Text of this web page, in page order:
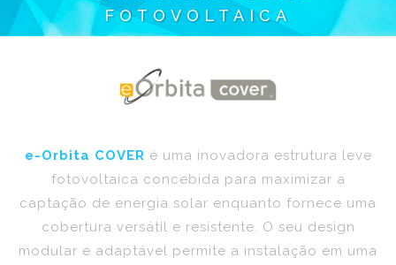
FOTOVOLTAICA
e-Orbita COVER é uma inovadora estrutura leve
fotovoltaica concebida para maximizar a
captação de energia solar enquanto fornece uma
cobertura versátil e resistente. O seu design
modular e adaptável permite a instalação em uma